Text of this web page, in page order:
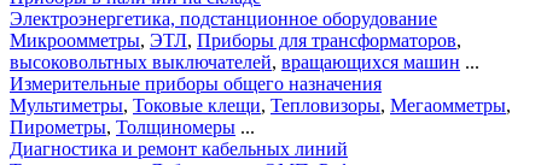
Электроэнергетика, подстанционное оборудование
Микроомметры, ЭТЛ, Приборы для трансформаторов,
высоковольтных выключателей, вращающихся машин ...
Измерительные приборы общего назначения
Мультиметры, Токовые клещи, Тепловизоры, Мегаомметры,
Пирометры, Толщиномеры ...
Диагностика и ремонт кабельных линий